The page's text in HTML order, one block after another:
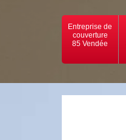
Entreprise de
couverture
85 Vendée